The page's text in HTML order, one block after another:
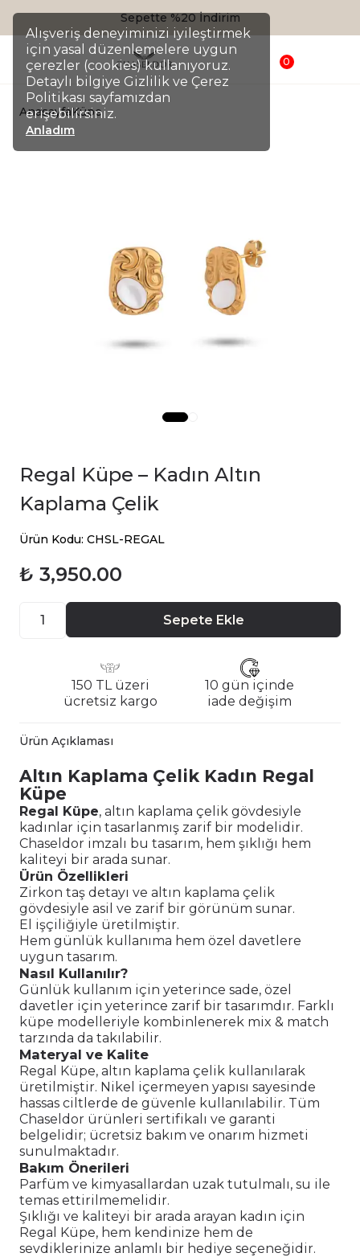
Alışveriş deneyiminizi iyileştirmek
için yasal düzenlemelere uygun
çerezler (cookies) kullanıyoruz.
Detaylı bilgiye Gizlilik ve Çerez
Politikası sayfamızdan
erişebilirsiniz.
Anladım
Sepette %20 İndirim
0
AnasayfaKüpe
Regal Küpe – Kadın Altın
Kaplama Çelik
Ürün Kodu: CHSL-REGAL
₺ 3,950.00
Sepete Ekle
150 TL üzeri
ücretsiz kargo
10 gün içinde
iade değişim
Ürün Açıklaması
Altın Kaplama Çelik Kadın Regal
Küpe
Regal Küpe, altın kaplama çelik gövdesiyle
kadınlar için tasarlanmış zarif bir modelidir.
Chaseldor imzalı bu tasarım, hem şıklığı hem
kaliteyi bir arada sunar.
Ürün Özellikleri
Zirkon taş detayı ve altın kaplama çelik
gövdesiyle asil ve zarif bir görünüm sunar.
El işçiliğiyle üretilmiştir.
Hem günlük kullanıma hem özel davetlere
uygun tasarım.
Nasıl Kullanılır?
Günlük kullanım için yeterince sade, özel
davetler için yeterince zarif bir tasarımdır. Farklı
küpe modelleriyle kombinlenerek mix & match
tarzında da takılabilir.
Materyal ve Kalite
Regal Küpe, altın kaplama çelik kullanılarak
üretilmiştir. Nikel içermeyen yapısı sayesinde
hassas ciltlerde de güvenle kullanılabilir. Tüm
Chaseldor ürünleri sertifikalı ve garanti
belgelidir; ücretsiz bakım ve onarım hizmeti
sunulmaktadır.
Bakım Önerileri
Parfüm ve kimyasallardan uzak tutulmalı, su ile
temas ettirilmemelidir.
Şıklığı ve kaliteyi bir arada arayan kadın için
Regal Küpe, hem kendinize hem de
sevdiklerinize anlamlı bir hediye seçeneğidir.